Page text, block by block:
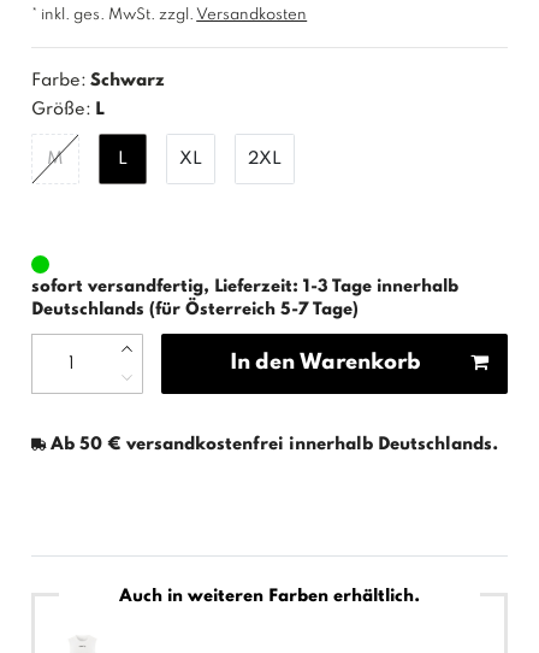
* inkl. ges. MwSt. zzgl. Versandkosten
Farbe:Schwarz
Größe: L
M L XL 2XL
sofort versandfertig, Lieferzeit: 1-3 Tage innerhalb
Deutschlands (für Österreich 5-7 Tage)
In den Warenkorb
Ab 50 € versandkostenfrei innerhalb Deutschlands.
Auch in weiteren Farben erhältlich.